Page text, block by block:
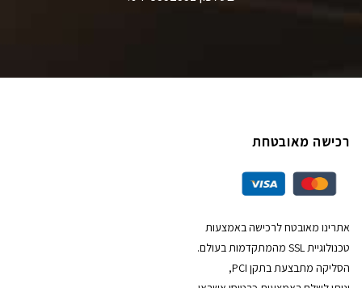
רכישה מאובטחת
אתרינו מאובטח לרכישה באמצעות
טכנולוגיית SSL מהמתקדמות בעולם.
הסליקה מתבצעת בתקן PCI,